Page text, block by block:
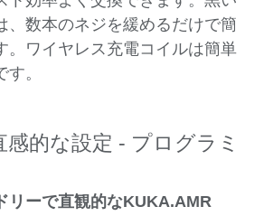
、数本のネジを緩めるだけで簡
。ワイヤレス充電コイルは簡単
。
的な設定 - プログラミ
リーで直観的なKUKA.AMR